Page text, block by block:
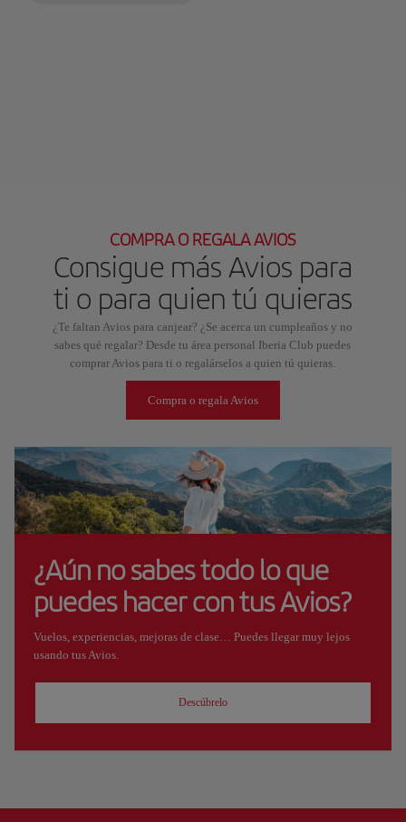
COMPRA O REGALA AVIOS
Consigue más Avios para
ti o para quien tú quieras
¿Te faltan Avios para canjear? ¿Se acerca un cumpleaños y no
sabes qué regalar? Desde tu área personal Iberia Club puedes
comprar Avios para ti o regalárselos a quien tú quieras.
Compra o regala Avios
¿Aún no sabes todo lo que
puedes hacer con tus Avios?
Vuelos, experiencias, mejoras de clase… Puedes llegar muy lejos
usando tus Avios.
Descúbrelo